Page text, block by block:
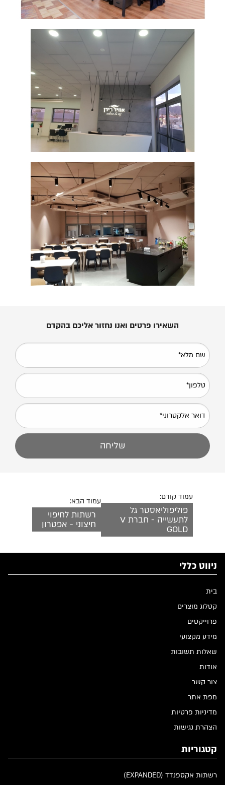
השאירו פרטים ואנו נחזור אליכם בהקדם
עמוד קודם:
פוליפוליאסטר גל
לתעשייה - חברת V
GOLD
עמוד הבא:
רשתות לחיפוי
חיצוני - אפטרון
ניווט כללי
בית
קטלוג מוצרים
פרוייקטים
מידע מקצועי
שאלות תשובות
אודות
צור קשר
מפת אתר
מדיניות פרטיות
הצהרת נגישות
קטגוריות
רשתות אקספנדד (EXPANDED)